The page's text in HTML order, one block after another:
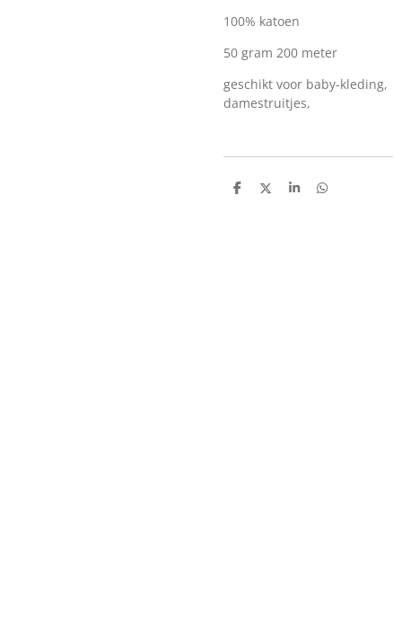
100% katoen
50 gram 200 meter
geschikt voor baby-kleding,
damestruitjes,
D
D
S
D